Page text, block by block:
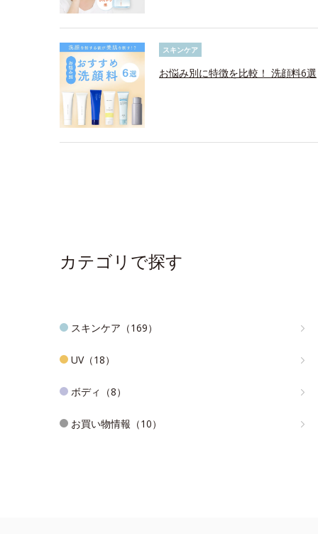
スキンケア
お悩み別に特徴を比較！ 洗顔料6選
カテゴリで探す
スキンケア（169）
UV（18）
ボディ（8）
お買い物情報（10）